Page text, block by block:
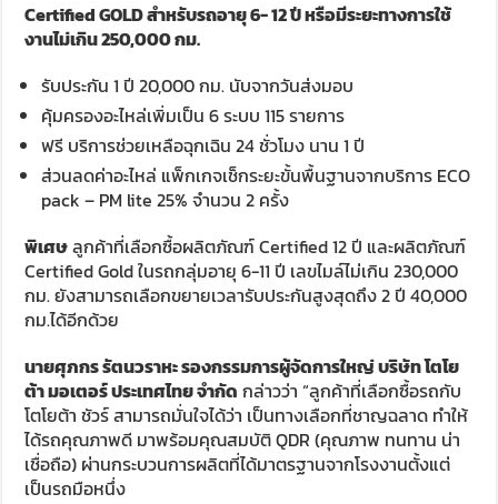
Certified GOLD สำหรับรถอายุ 6- 12 ปี หรือมีระยะทางการใช้
งานไม่เกิน 250,000 กม.
รับประกัน 1 ปี 20,000 กม. นับจากวันส่งมอบ
คุ้มครองอะไหล่เพิ่มเป็น 6 ระบบ 115 รายการ
ฟรี บริการช่วยเหลือฉุกเฉิน 24 ชั่วโมง นาน 1 ปี
ส่วนลดค่าอะไหล่ แพ็กเกจเช็กระยะขั้นพื้นฐานจากบริการ ECO
pack – PM lite 25% จำนวน 2 ครั้ง
พิเศษลูกค้าที่เลือกซื้อผลิตภัณฑ์ Certified 12 ปี และผลิตภัณฑ์
Certified Gold ในรถกลุ่มอายุ 6-11 ปี เลขไมล์ไม่เกิน 230,000
กม. ยังสามารถเลือกขยายเวลารับประกันสูงสุดถึง 2 ปี 40,000
กม.ได้อีกด้วย
นายศุภกร รัตนวราหะ รองกรรมการผู้จัดการใหญ่ บริษัท โตโย
ต้า มอเตอร์ ประเทศไทย จำกัด กล่าวว่า “ลูกค้าที่เลือกซื้อรถกับ
โตโยต้า ชัวร์ สามารถมั่นใจได้ว่า เป็นทางเลือกที่ชาญฉลาด ทำให้
ได้รถคุณภาพดี มาพร้อมคุณสมบัติ QDR (คุณภาพ ทนทาน น่า
เชื่อถือ) ผ่านกระบวนการผลิตที่ได้มาตรฐานจากโรงงานตั้งแต่
เป็นรถมือหนึ่ง